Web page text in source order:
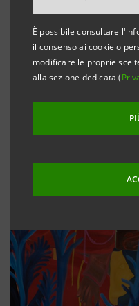
È possibile consultare
il consenso ai cookie o
modificare le proprie
alla sezione dedicata (